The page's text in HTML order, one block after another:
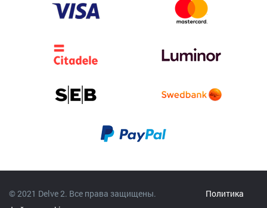
© 2021 Delve 2. Все права защищены.
Политика